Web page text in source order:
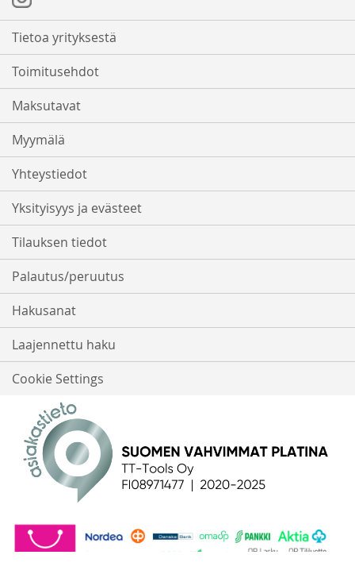
Tietoa yrityksestä
Toimitusehdot
Maksutavat
Myymälä
Yhteystiedot
Yksityisyys ja evästeet
Tilauksen tiedot
Palautus/peruutus
Hakusanat
Laajennettu haku
Cookie Settings